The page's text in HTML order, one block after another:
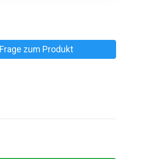
Frage zum Produkt